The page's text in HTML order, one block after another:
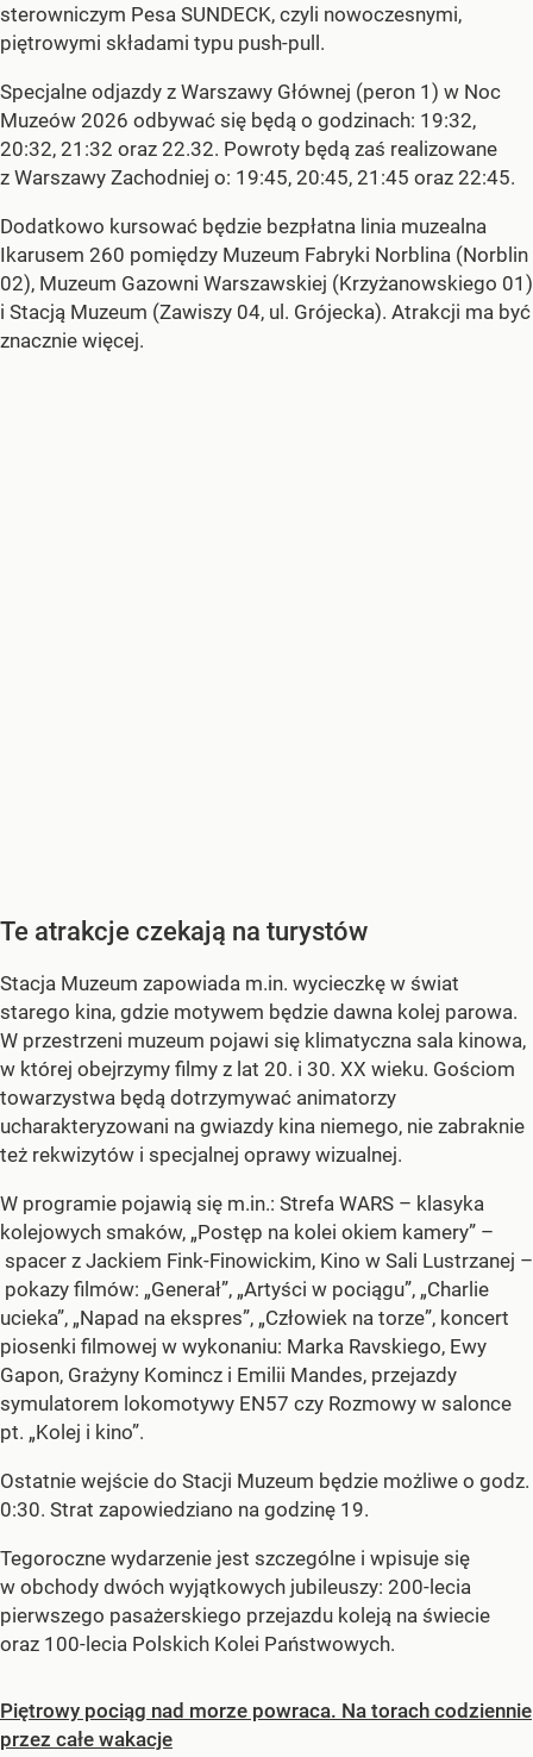
sterowniczym Pesa SUNDECK, czyli nowoczesnymi,
piętrowymi składami typu push-pull.
Specjalne odjazdy z Warszawy Głównej (peron 1) w Noc
Muzeów 2026 odbywać się będą o godzinach: 19:32,
20:32, 21:32 oraz 22.32. Powroty będą zaś realizowane
z Warszawy Zachodniej o: 19:45, 20:45, 21:45 oraz 22:45.
Dodatkowo kursować będzie bezpłatna linia muzealna
Ikarusem 260 pomiędzy Muzeum Fabryki Norblina (Norblin
02), Muzeum Gazowni Warszawskiej (Krzyżanowskiego 01)
i Stacją Muzeum (Zawiszy 04, ul. Grójecka). Atrakcji ma być
znacznie więcej.
Te atrakcje czekają na turystów
Stacja Muzeum zapowiada m.in. wycieczkę w świat
starego kina, gdzie motywem będzie dawna kolej parowa.
W przestrzeni muzeum pojawi się klimatyczna sala kinowa,
w której obejrzymy filmy z lat 20. i 30. XX wieku. Gościom
towarzystwa będą dotrzymywać animatorzy
ucharakteryzowani na gwiazdy kina niemego, nie zabraknie
też rekwizytów i specjalnej oprawy wizualnej.
W programie pojawią się m.in.: Strefa WARS – klasyka
kolejowych smaków, „Postęp na kolei okiem kamery” –
spacer z Jackiem Fink-Finowickim, Kino w Sali Lustrzanej –
pokazy filmów: „Generał”, „Artyści w pociągu”, „Charlie
ucieka”, „Napad na ekspres”, „Człowiek na torze”, koncert
piosenki filmowej w wykonaniu: Marka Ravskiego, Ewy
Gapon, Grażyny Komincz i Emilii Mandes, przejazdy
symulatorem lokomotywy EN57 czy Rozmowy w salonce
pt. „Kolej i kino”.
Ostatnie wejście do Stacji Muzeum będzie możliwe o godz.
0:30. Strat zapowiedziano na godzinę 19.
Tegoroczne wydarzenie jest szczególne i wpisuje się
w obchody dwóch wyjątkowych jubileuszy: 200-lecia
pierwszego pasażerskiego przejazdu koleją na świecie
oraz 100-lecia Polskich Kolei Państwowych.
Piętrowy pociąg nad morze powraca. Na torach codziennie
przez całe wakacje